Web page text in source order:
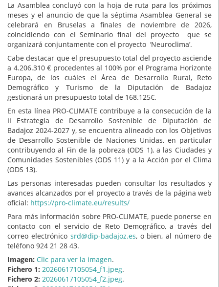
La Asamblea concluyó con la hoja de ruta para los próximos
meses y el anuncio de que la séptima Asamblea General se
celebrará en Bruselas a finales de noviembre de 2026,
coincidiendo con el Seminario final del proyecto que se
organizará conjuntamente con el proyecto ‘Neuroclima’.
Cabe destacar que el presupuesto total del proyecto asciende
a 4.206.310 € procedentes al 100% por el Programa Horizonte
Europa, de los cuáles el Área de Desarrollo Rural, Reto
Demográfico y Turismo de la Diputación de Badajoz
gestionará un presupuesto total de 168.125€.
En esta línea PRO-CLIMATE contribuye a la consecución de la
II Estrategia de Desarrollo Sostenible de Diputación de
Badajoz 2024-2027 y, se encuentra alineado con los Objetivos
de Desarrollo Sostenible de Naciones Unidas, en particular
contribuyendo al Fin de la pobreza (ODS 1), a las Ciudades y
Comunidades Sostenibles (ODS 11) y a la Acción por el Clima
(ODS 13).
Las personas interesadas pueden consultar los resultados y
avances alcanzados por el proyecto a través de la página web
oficial: https://pro-climate.eu/results/
Para más información sobre PRO-CLIMATE, puede ponerse en
contacto con el servicio de Reto Demográfico, a través del
correo electrónico srd@dip-badajoz.es, o bien, al número de
teléfono 924 21 28 43.
Imagen: Clic para ver la imagen.
Fichero 1: 20260617105054_f1.jpeg.
Fichero 2: 20260617105054_f2.jpeg.